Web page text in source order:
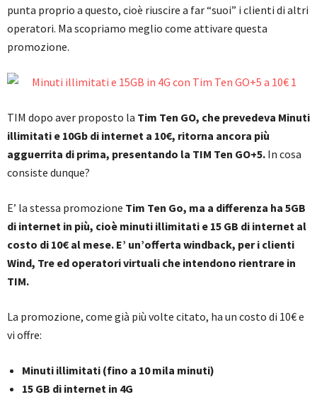
punta proprio a questo, cioè riuscire a far “suoi” i clienti di altri
operatori. Ma scopriamo meglio come attivare questa
promozione.
TIM dopo aver proposto la Tim Ten GO, che prevedeva Minuti
illimitati e 10Gb di internet a 10€, ritorna ancora più
agguerrita di prima, presentando la TIM Ten GO+5. In cosa
consiste dunque?
E’ la stessa promozione Tim Ten Go, ma a differenza ha 5GB
di internet in più, cioè minuti illimitati e 15 GB di internet al
costo di 10€ al mese. E’ un’offerta windback, per i clienti
Wind, Tre ed operatori virtuali che intendono rientrare in
TIM.
La promozione, come già più volte citato, ha un costo di 10€ e
vi offre:
Minuti illimitati (fino a 10 mila minuti)
15 GB di internet in 4G